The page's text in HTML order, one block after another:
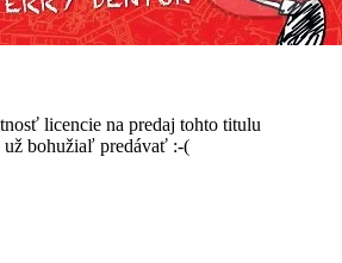
licencie na predaj tohto titulu
už bohužiaľ predávať :-(